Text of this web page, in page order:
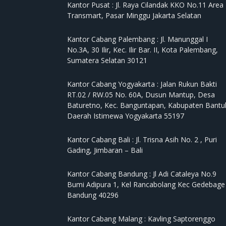
Kantor Pusat : Jl. Raya Cilandak KKO No.11 Area
Transmart, Pasar Minggu Jakarta Selatan
Kantor Cabang Palembang : Jl. Manunggal I
No.3A, 30 Ilir, Kec. Ilir Bar. II, Kota Palembang,
Sumatera Selatan 30121
Kantor Cabang Yogyakarta : Jalan Rukun Bakti
RT.02 / RW.05 No. 60A, Dusun Mantup, Desa
Baturetno, Kec. Banguntapan, Kabupaten
Daerah Istimewa Yogyakarta 55197
Kantor Cabang Bali : Jl. Trisna Asih No. 2 , Puri
Gading, Jimbaran – Bali
Kantor Cabang Bandung : Jl Adi Cataleya No.9
Bumi Adipura 1, Kel Rancabolang Kec
Bandung 40296
Kantor Cabang Malang : Kavling Saptorenggo